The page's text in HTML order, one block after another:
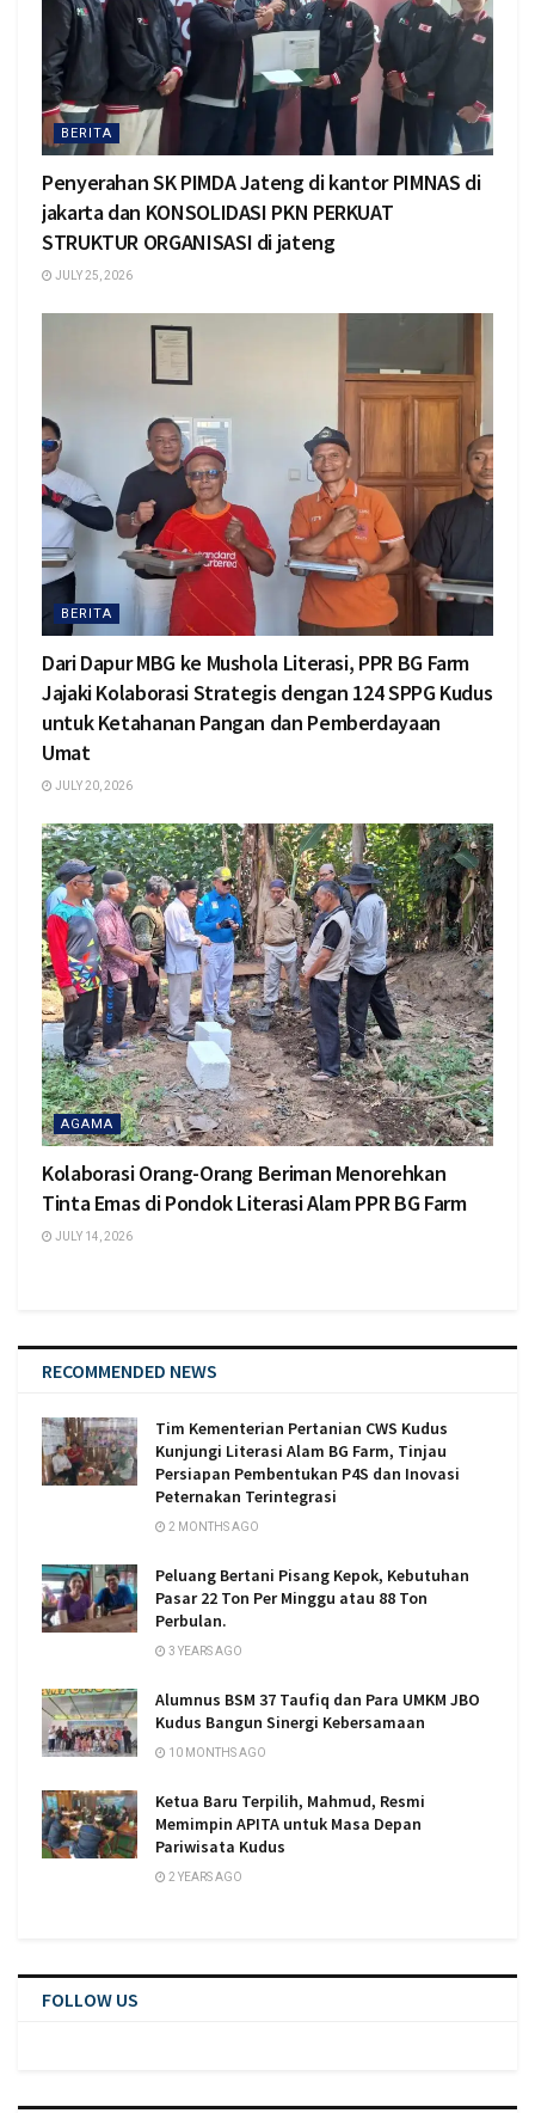
BERITA
Penyerahan SK PIMDA Jateng di kantor PIMNAS di
jakarta dan KONSOLIDASI PKN PERKUAT
STRUKTUR ORGANISASI di jateng
JULY 25, 2026
BERITA
Dari Dapur MBG ke Mushola Literasi, PPR BG Farm
Jajaki Kolaborasi Strategis dengan 124 SPPG Kudus
untuk Ketahanan Pangan dan Pemberdayaan
Umat
JULY 20, 2026
AGAMA
Kolaborasi Orang-Orang Beriman Menorehkan
Tinta Emas di Pondok Literasi Alam PPR BG Farm
JULY 14, 2026
RECOMMENDED NEWS
Tim Kementerian Pertanian CWS Kudus
Kunjungi Literasi Alam BG Farm, Tinjau
Persiapan Pembentukan P4S dan Inovasi
Peternakan Terintegrasi
2 MONTHS AGO
Peluang Bertani Pisang Kepok, Kebutuhan
Pasar 22 Ton Per Minggu atau 88 Ton
Perbulan.
3 YEARS AGO
Alumnus BSM 37 Taufiq dan Para UMKM JBO
Kudus Bangun Sinergi Kebersamaan
10 MONTHS AGO
Ketua Baru Terpilih, Mahmud, Resmi
Memimpin APITA untuk Masa Depan
Pariwisata Kudus
2 YEARS AGO
FOLLOW US